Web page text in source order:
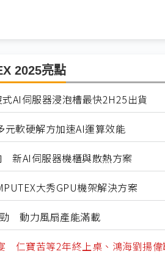
2025亮點
AI伺服器浸泡槽最快2H25出貨
軟硬解方加速AI運算效能
新AI伺服器機櫃與散熱方案
大秀GPU機架解決方案
動力風扇產能滿載
仁寶苦等2年終上桌、鴻海劉揚偉